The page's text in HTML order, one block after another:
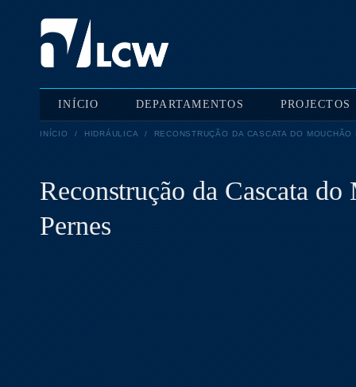
INÍCIO DEPARTAMENTOS PROJECTOS
INÍCIO / HIDRÁULICA / RECONSTRUÇÃO DA CASCATA DO
Reconstrução da Cascata
Pernes